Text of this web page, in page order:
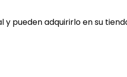
pueden adquirirlo en su